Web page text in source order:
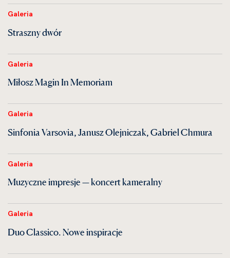
Galeria
Straszny dwór
Galeria
Miłosz Magin In Memoriam
Galeria
Sinfonia Varsovia, Janusz Olejniczak, Gabriel Chmura
Galeria
Muzyczne impresje — koncert kameralny
Galeria
Duo Classico. Nowe inspiracje